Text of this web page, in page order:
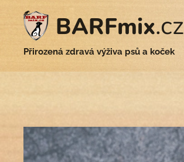
BARFmix.cz
Přirozená zdravá výživa psů a koček